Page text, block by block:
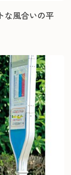
な風合いの平